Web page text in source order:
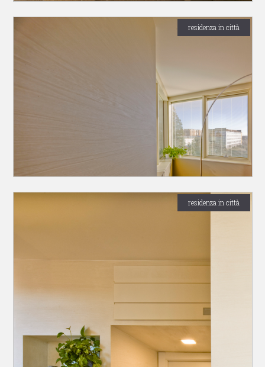
residenza in città
residenza in città